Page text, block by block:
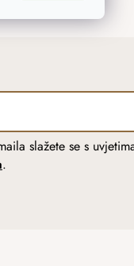
slažete se s
.